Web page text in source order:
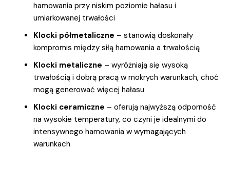
hamowania przy niskim poziomie hałasu i
umiarkowanej trwałości
Klocki półmetaliczne – stanowią doskonały
kompromis między siłą hamowania a trwałością
Klocki metaliczne – wyróżniają się wysoką
trwałością i dobrą pracą w mokrych warunkach, choć
mogą generować więcej hałasu
Klocki ceramiczne – oferują najwyższą odporność
na wysokie temperatury, co czyni je idealnymi do
intensywnego hamowania w wymagających
warunkach